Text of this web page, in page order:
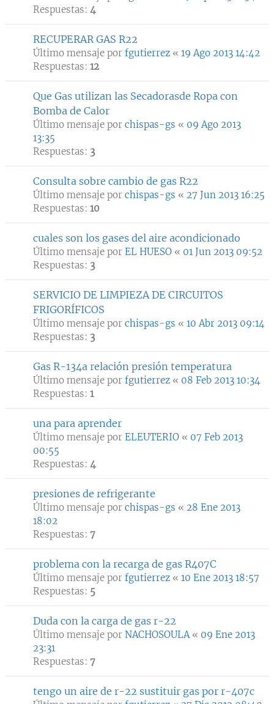
Respuestas: 4
RECUPERAR GAS R22
Último mensaje por fgutierrez « 19 Ago 2013 14:42
Respuestas: 12
Que Gas utilizan las Secadorasde Ropa con
Bomba de Calor
Último mensaje por chispas-gs « 09 Ago 2013
13:35
Respuestas: 3
Consulta sobre cambio de gas R22
Último mensaje por chispas-gs « 27 Jun 2013 16:25
Respuestas: 10
cuales son los gases del aire acondicionado
Último mensaje por EL HUESO « 01 Jun 2013 09:52
Respuestas: 3
SERVICIO DE LIMPIEZA DE CIRCUITOS
FRIGORÍFICOS
Último mensaje por chispas-gs « 10 Abr 2013 09:14
Respuestas: 3
Gas R-134a relación presión temperatura
Último mensaje por fgutierrez « 08 Feb 2013 10:34
Respuestas: 1
una para aprender
Último mensaje por ELEUTERIO « 07 Feb 2013
00:55
Respuestas: 4
presiones de refrigerante
Último mensaje por chispas-gs « 28 Ene 2013
18:02
Respuestas: 7
problema con la recarga de gas R407C
Último mensaje por fgutierrez « 10 Ene 2013 18:57
Respuestas: 5
Duda con la carga de gas r-22
Último mensaje por NACHOSOULA« 09 Ene 2013
23:31
Respuestas: 7
tengo un aire de r-22 sustituir gas por r-407c